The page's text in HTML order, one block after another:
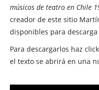
músicos de teatro en Chile
creador de este sitio
disponibles para
Para descargarlos haz
el texto se abrirá en una